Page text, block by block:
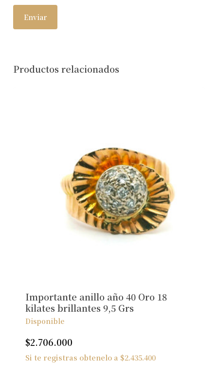
Productos relacionados
Importante anillo año 40 Oro 18
kilates brillantes 9,5 Grs
Disponible
$2.706.000
Si te registras obtenelo a $2.435.400